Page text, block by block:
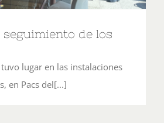
seguimiento de los
lugar en las instalaciones
en Pacs del[...]